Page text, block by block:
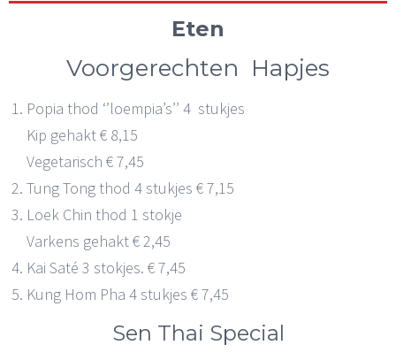
Eten
Voorgerechten Hapjes
Popia thod ‘’loempia’s’’ 4 stukjes
Kip gehakt € 8,15
Vegetarisch € 7,45
Tung Tong thod 4 stukjes € 7,15
Loek Chin thod 1 stokje
Varkens gehakt € 2,45
Kai Saté 3 stokjes. € 7,45
Kung Hom Pha 4 stukjes € 7,45
Sen Thai Special